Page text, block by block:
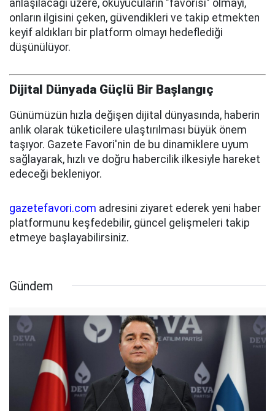
anlaşılacağı üzere, okuyucuların "favorisi" olmayı,
onların ilgisini çeken, güvendikleri ve takip etmekten
keyif aldıkları bir platform olmayı hedeflediği
düşünülüyor.
Dijital Dünyada Güçlü Bir Başlangıç
Günümüzün hızla değişen dijital dünyasında, haberin
anlık olarak tüketicilere ulaştırılması büyük önem
taşıyor. Gazete Favori'nin de bu dinamiklere uyum
sağlayarak, hızlı ve doğru habercilik ilkesiyle hareket
edeceği bekleniyor.
gazetefavori.com adresini ziyaret ederek yeni haber
platformunu keşfedebilir, güncel gelişmeleri takip
etmeye başlayabilirsiniz.
Gündem